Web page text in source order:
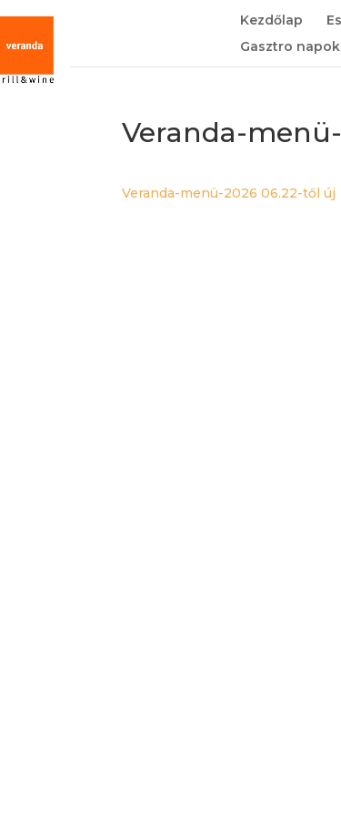
Kezdőlap
Gasztro napok
Veranda-
Veranda-menü-2026 06.22-től új